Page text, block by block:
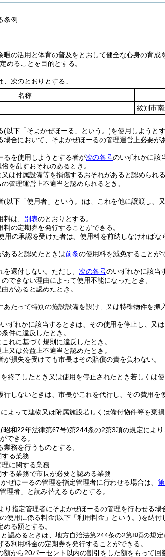
条例
暇の活用と体育の普及をとおして健全な心身の育成
めることを目的とする。
次のとおりとする。
名称
紋別市
(以下「そよかぜほーる」という。)を使用しようと
場合において、そよかぜほーるの管理運営上必要が
るを使用しようとする者が次の各号のいずれかに該
を乱すおそれのあるとき。
は付属設備等を損傷するおそれがあると認められる
管理運営上不適当と認められるとき。
(以下「使用者」という。)は、これを他に譲渡し、
は、 別表のとおりとする。
料の定期券を発行することができる。
用の承認を受けた者は、使用料を前納しなければな
あると認めたときは前条の使用料を減免することが
還付しない。 ただし、 次の各号のいずれかに該当
できない理由によって使用不能になったとき。
があると認めたとき。
あたって特別の施設設備を設け、又は特殊物件を
ずれかに該当するときは、その使用を停止し、又
件に違反したとき。
これに基づく規則に違反したとき。
又は公益上不適当と認めたとき。
損失を受けても市長はその賠償の責を負わない。
終了したとき又は使用を停止されたとき若しくは
行しないときは、市長がこれを代行し、その費用を
よって建物又は附属施設若しくは備付物件等を棄
(昭和22年法律第67号)第244条の2第3項の規定によ
できる。
務を行うものとする。
る業務
に関する業務
る業務で市長が必要と認める業務
ぜほーるの管理を指定管理者に行わせる場合は、
理者」と読み替えるものとする。
り指定管理者にそよかぜほーるの管理を行わせる場
使用に係る料金(以下「利用料金」という。)を納付
める額とする。
認めるときは、地方自治法第244条の2第8項の規
る利用料金の定期券を発行することができる。
から20パーセント以内の割引をした額をもって回